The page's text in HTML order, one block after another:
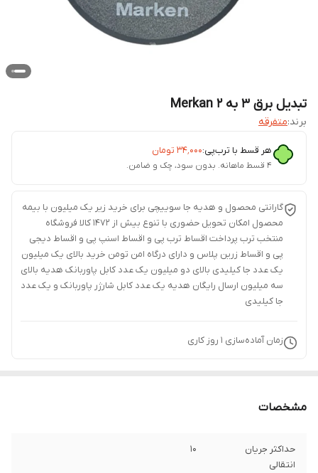
تبدیل برق 3 به 2 Merkan
برند:متفرقه
هر قسط با ترب‌پی:۳۴٬۰۰۰ تومان
۴ قسط ماهانه. بدون سود، چک و ضامن.
گارانتی محصول و هدیه جا سوییچی برای خرید زیر یک میلیون با بیمه
محصول امکان تحویل حضوری با تنوع بیش از 1472 کالا فروشگاه
منتخب ترب پرداخت اقساط ترب پی و اقساط اسنپ پی و اقساط دیجی
پی و اقساط زرین پلاس و دارای درگاه امن تومن خرید بالای یک میلیون
یک عدد جا کیلیدی بالای دو میلیون یک عدد کابل پاوربانک هدیه بالای
سه میلیون ارسال رایگان هدیه یک عدد کابل شارژر پاوربانک و یک عدد
جا کیلیدی
زمان آماده‌سازی 1 روز کاری
مشخصات
حداکثر جریان
انتقالی
10